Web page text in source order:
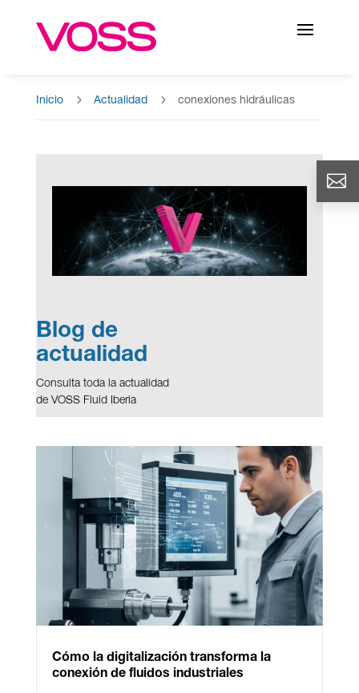
Inicio 5 Actualidad 5 conexiones hidráulicas
Blog de
actualidad
Consulta toda la actualidad
de VOSS Fluid Iberia
Cómo la digitalización transforma la
conexión de fluidos industriales